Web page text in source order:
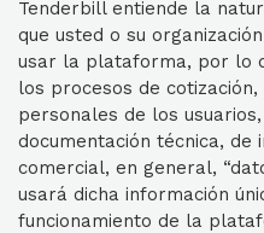
Tenderbill entiende la
que usted o su
usar la plataforma, por lo
los procesos de
personales de los
documentación técnica, de
comercial, en general,
usará dicha información
funcionamiento de la